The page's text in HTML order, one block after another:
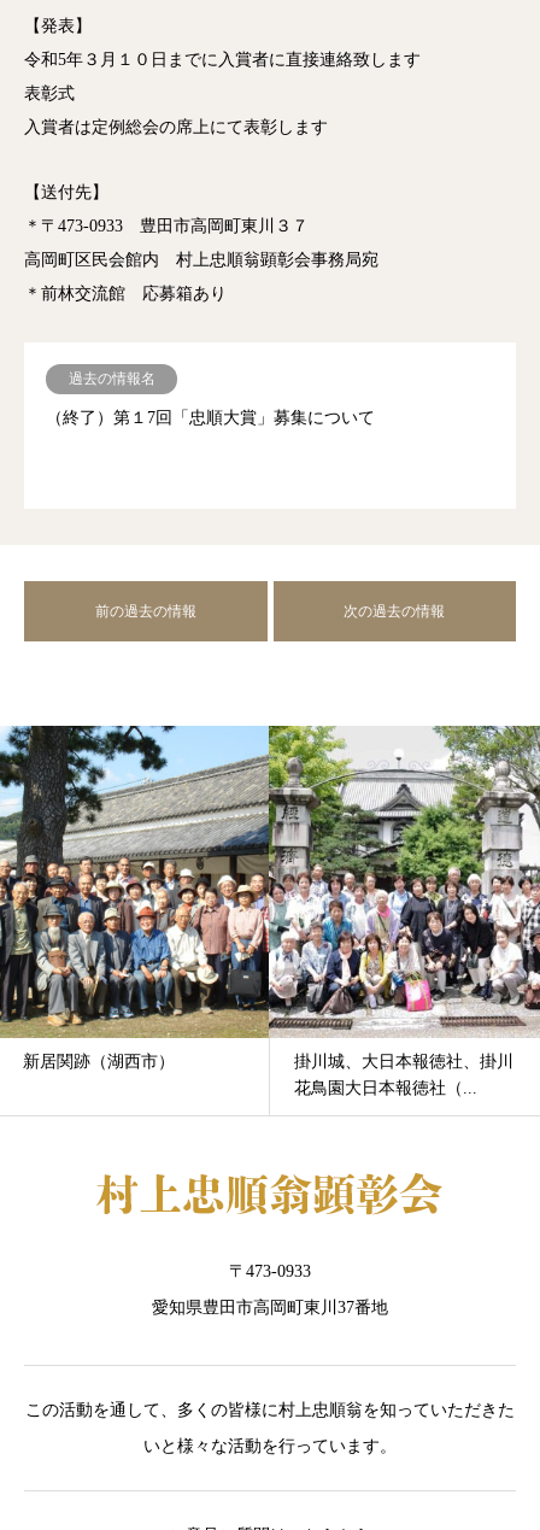
【発表】
令和5年３月１０日までに入賞者に直接連絡致します
表彰式
入賞者は定例総会の席上にて表彰します
【送付先】
＊〒473-0933 豊田市高岡町東川３７
高岡町区民会館内 村上忠順翁顕彰会事務局宛
＊前林交流館 応募箱あり
過去の情報名
（終了）第１7回「忠順大賞」募集について
前の過去の情報 次の過去の情報
新居関跡（湖西市）
掛川城、大日本報徳社、掛川
花鳥園大日本報徳社（...
〒473-0933
愛知県豊田市高岡町東川37番地
この活動を通して、多くの皆様に村上忠順翁を知っていただきた
いと様々な活動を行っています。